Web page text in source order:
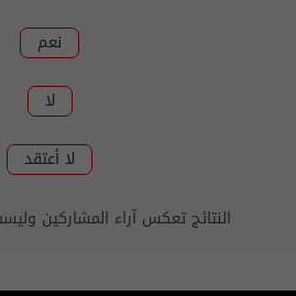
نعم
لا
لا أعتقد
النتائج تعكس آراء المشاركين